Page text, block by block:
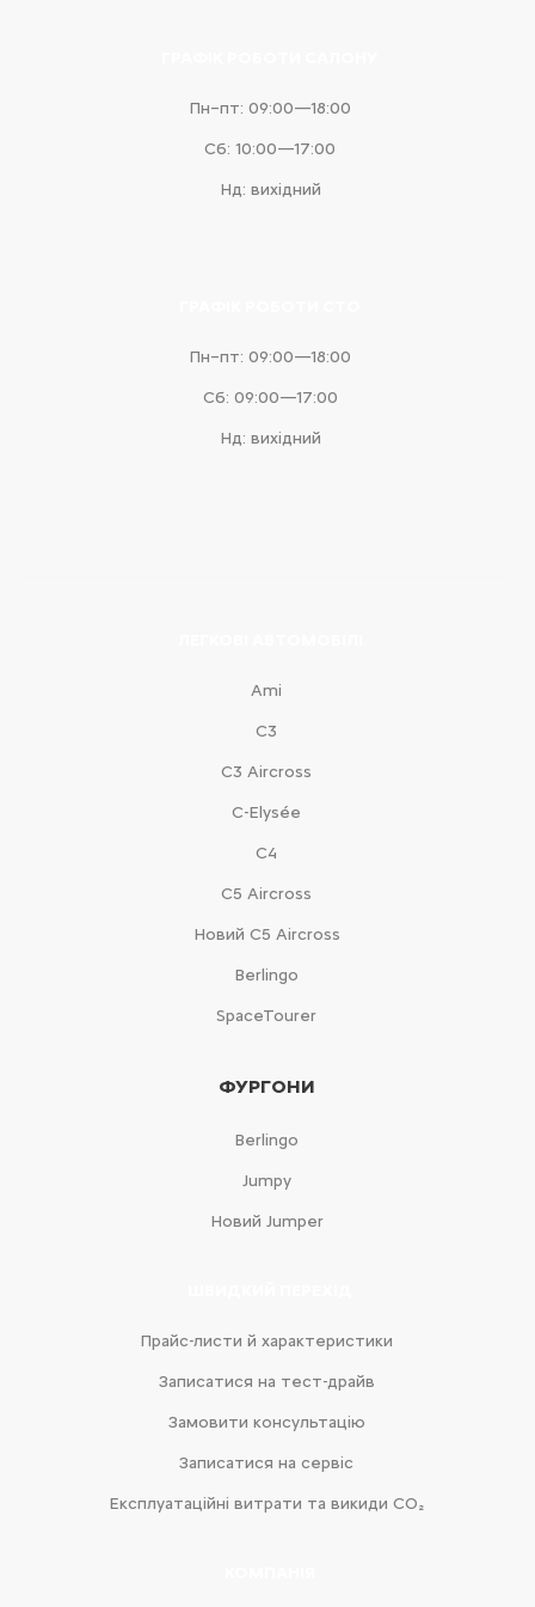
Пн–пт: 09:00—18:00
Сб: 10:00—17:00
Нд: вихідний
Пн–пт: 09:00—18:00
Сб: 09:00—17:00
Нд: вихідний
Ami
С3
С3 Aircross
C-Elysée
С4
С5 Aircross
Новий С5 Aircross
Berlingo
SpaceTourer
ФУРГОНИ
Berlingo
Jumpy
Новий Jumper
Прайс-листи й характеристики
Записатися на тест-драйв
Замовити консультацію
Записатися на сервіс
Експлуатаційні витрати та викиди CO₂